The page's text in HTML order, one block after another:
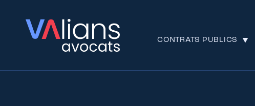
CONTRATS PUBLICS